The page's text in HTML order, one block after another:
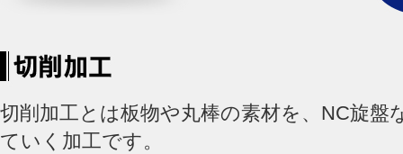
切削加工とは板物や丸棒の素材を、NC旋盤
ていく加工です。